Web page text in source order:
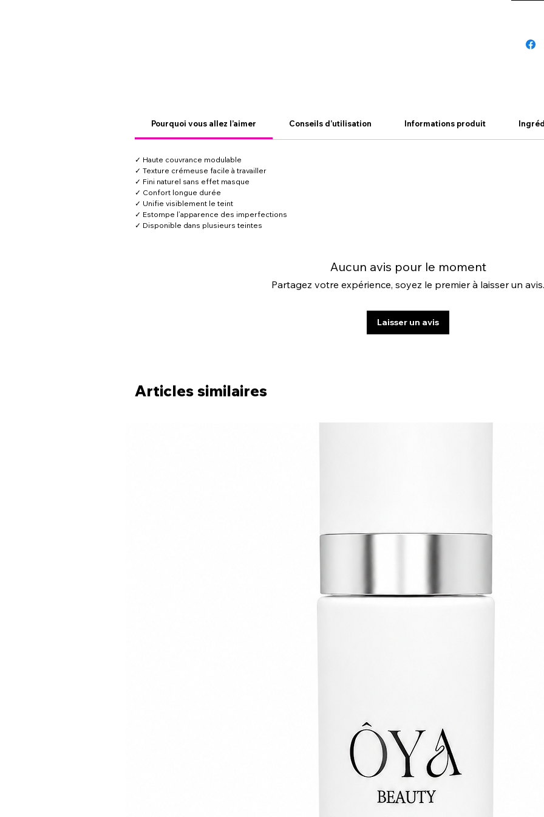
Pourquoi vous allez l’aimer Conseils d’utilisation Informations produit
✓ Haute couvrance modulable
✓ Texture crémeuse facile à travailler
✓ Fini naturel sans effet masque
✓ Confort longue durée
✓ Unifie visiblement le teint
✓ Estompe l’apparence des imperfections
✓ Disponible dans plusieurs teintes
Aucun avis pour le moment
Partagez votre expérience, soyez le premier à laisser un avis.
Laisser un avis
Articles similaires